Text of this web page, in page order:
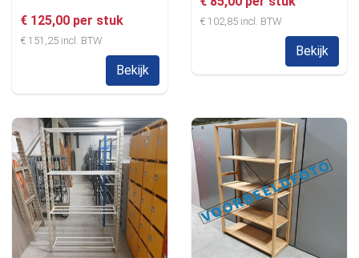
€ 125,00 per stuk
€ 151,25 incl. BTW
Bekijk
€ 102,85 incl. BTW
Bekijk